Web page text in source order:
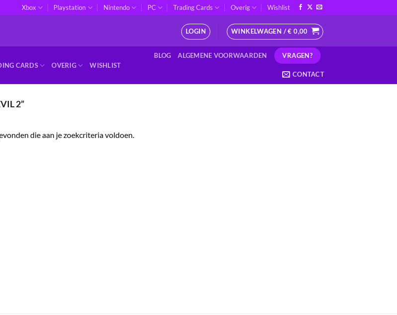
Xbox Playstation Nintendo PC Trading Cards Overig Wishlist
LOGIN WINKELWAGEN /€ 0,00
CARDS OVERIG WISHLIST
BLOG ALGEMENE VOORWAARDEN VRAGEN?
CONTACT
2”
die aan je zoekcriteria voldoen.